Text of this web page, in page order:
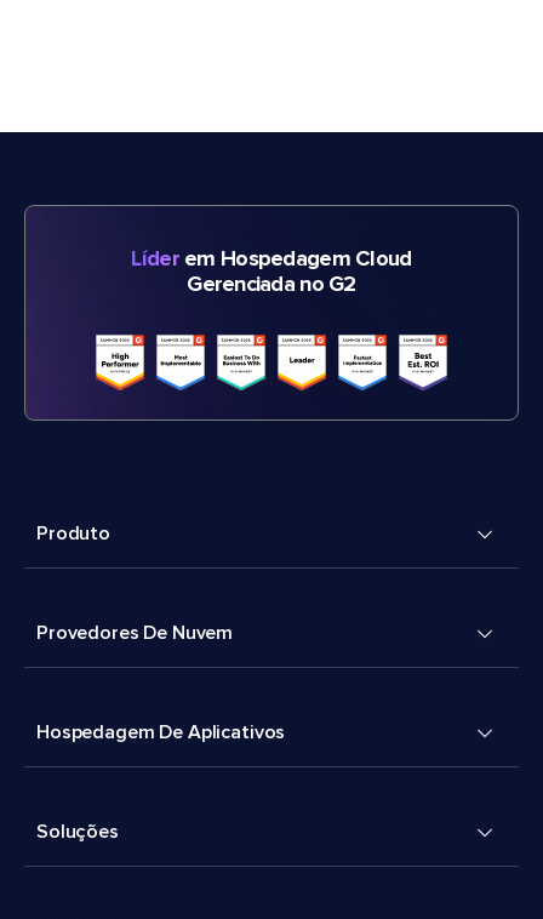
Líderem Hospedagem Cloud
Gerenciada no G2
Produto
Provedores De Nuvem
Hospedagem De Aplicativos
Soluções